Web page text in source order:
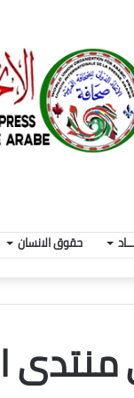
حقوق الانسان